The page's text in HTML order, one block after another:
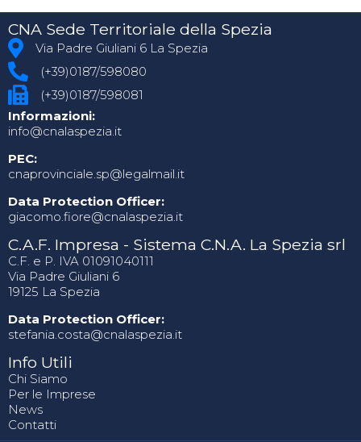
CNA Sede Territoriale della Spezia
Via Padre Giuliani 6 La Spezia
(+39)0187/598080
(+39)0187/598081
Informazioni:
info@cnalaspezia.it
PEC:
cnaprovinciale.sp@legalmail.it
Data Protection Officer:
giacomo.fiore@cnalaspezia.it
C.A.F. Impresa - Sistema C.N.A. La Spezia srl
C.F. e P. IVA 01091040111
Via Padre Giuliani 6
19125 La Spezia
Data Protection Officer:
stefania.costa@cnalaspezia.it
Info Utili
Chi Siamo
Per le Imprese
News
Contatti